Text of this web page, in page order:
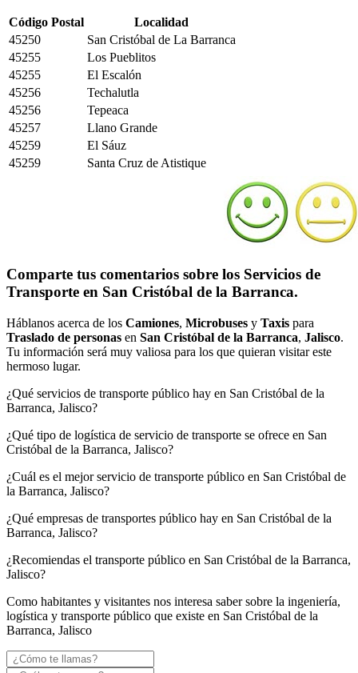
Código Postal
Localidad
45250
San Cristóbal de La Barranca
45255
Los Pueblitos
45255
El Escalón
45256
Techalutla
45256
Tepeaca
45257
Llano Grande
45259
El Sáuz
45259
Santa Cruz de Atistique
Comparte tus comentarios sobre los Servicios de
Transporte en San Cristóbal de la Barranca.
Háblanos acerca de los Camiones, Microbuses y Taxis para
Traslado de personas en San Cristóbal de la Barranca, Jalisco.
Tu información será muy valiosa para los que quieran visitar este
hermoso lugar.
¿Qué servicios de transporte público hay en San Cristóbal de la
Barranca, Jalisco?
¿Qué tipo de logística de servicio de transporte se ofrece en San
Cristóbal de la Barranca, Jalisco?
¿Cuál es el mejor servicio de transporte público en San Cristóbal de
la Barranca, Jalisco?
¿Qué empresas de transportes público hay en San Cristóbal de la
Barranca, Jalisco?
¿Recomiendas el transporte público en San Cristóbal de la Barranca,
Jalisco?
Como habitantes y visitantes nos interesa saber sobre la ingeniería,
logística y transporte público que existe en San Cristóbal de la
Barranca, Jalisco